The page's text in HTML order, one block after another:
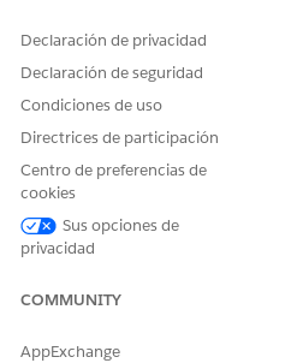
Declaración de privacidad
Declaración de seguridad
Condiciones de uso
Directrices de participación
Centro de preferencias de
cookies
Sus opciones de
privacidad
COMMUNITY
AppExchange